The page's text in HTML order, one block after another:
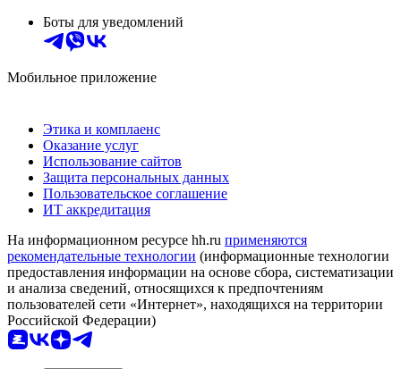
Боты для уведомлений
Мобильное приложение
Этика и комплаенс
Оказание услуг
Использование сайтов
Защита персональных данных
Пользовательское соглашение
ИТ аккредитация
На информационном ресурсе hh.ru применяются
рекомендательные технологии (информационные технологии
предоставления информации на основе сбора, систематизации
и анализа сведений, относящихся к предпочтениям
пользователей сети «Интернет», находящихся на территории
Российской Федерации)